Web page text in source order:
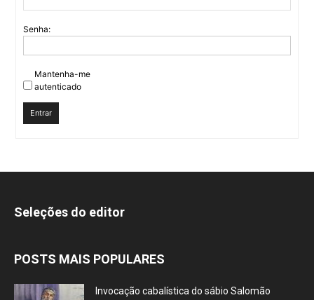
Senha:
Mantenha-me
autenticado
Entrar
Seleções do editor
POSTS MAIS POPULARES
Invocação cabalística do sábio Salomão